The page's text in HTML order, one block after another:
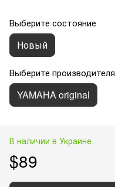
Выберите состояние
Новый
Выберите производителя
YAMAHA original
В наличии в Украине
$89